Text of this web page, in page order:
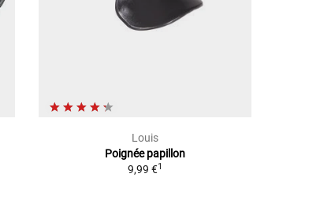
Louis
Poignée papillon
9,99 €1